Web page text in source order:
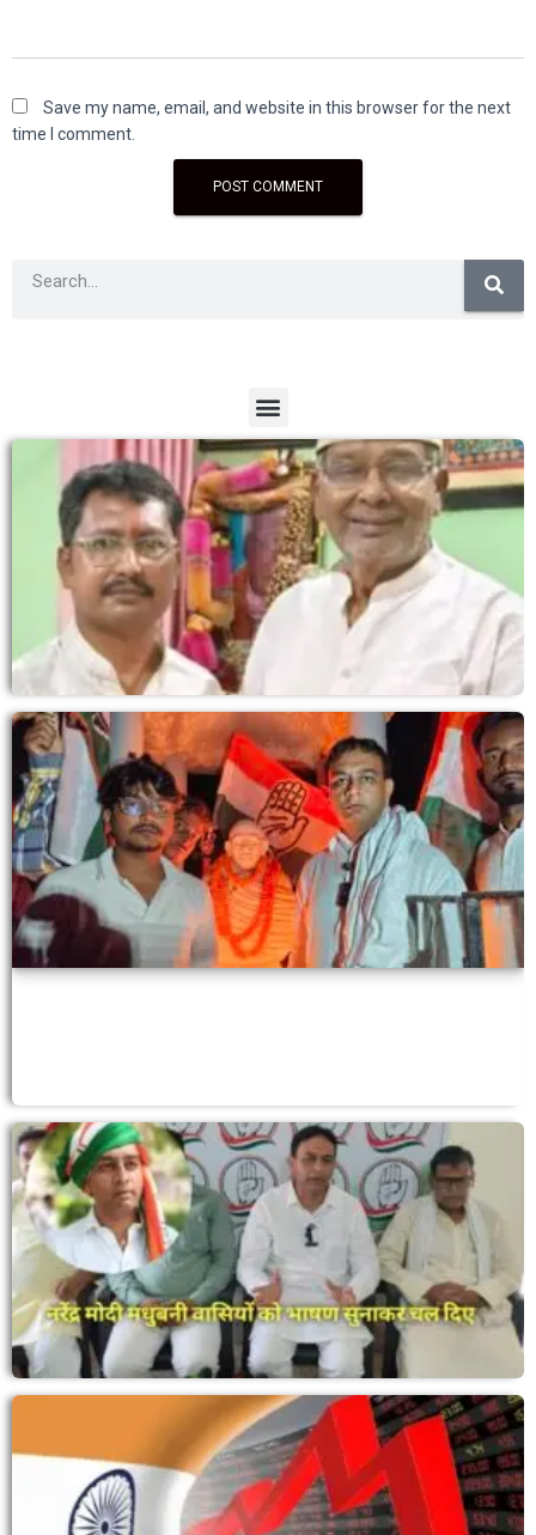
Save my name, email, and website in this browser for the next
time I comment.